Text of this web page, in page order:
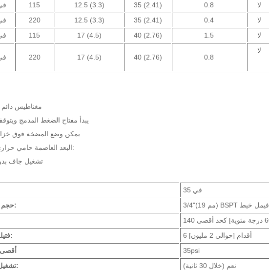
في
115 12.5 (3.3) 35 (2.41) 0.8
لا
في
220 12.5 (3.3) 35 (2.41) 0.4
لا
في
115 17 (4.5) 40 (2.76) 1.5 لا
في 220 17 (4.5) 40 (2.76) 0.8
لا
مغناطيس
يبدأ مفتاح الضغط المدمج ويتوقف
يمكن وضع المضخة فوق
البعد العاصمة حامي حراري مدمج:
تشغيل جاف
في 35
حجم الميناء:
3/4"(19 مم) BSPT فيمل خيط
فتيلة ذاتية:
6 أقدام [حوالي 2 مليون]
35psi
تشغيل جاف:
نعم (خلال 30 ثانية)